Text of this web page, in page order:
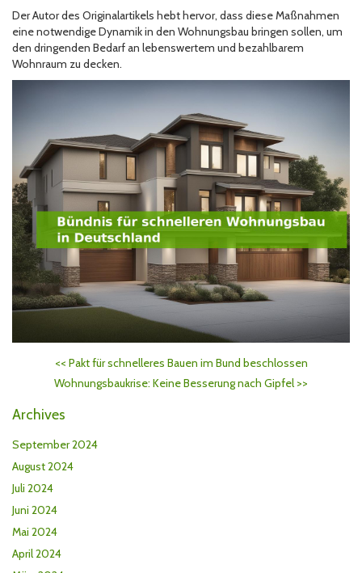
Der Autor des Originalartikels hebt hervor, dass diese Maßnahmen
eine notwendige Dynamik in den Wohnungsbau bringen sollen, um
den dringenden Bedarf an lebenswertem und bezahlbarem
Wohnraum zu decken.
<< Pakt für schnelleres Bauen im Bund beschlossen
Wohnungsbaukrise: Keine Besserung nach Gipfel >>
Archives
September 2024
August 2024
Juli 2024
Juni 2024
Mai 2024
April 2024